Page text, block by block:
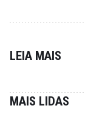
LEIA MAIS
MAIS LIDAS